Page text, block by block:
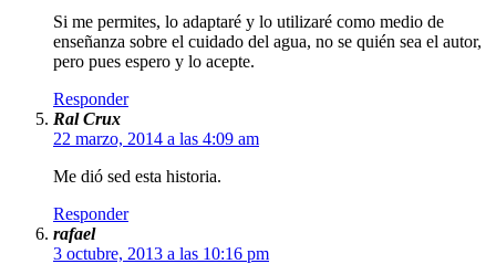
Si me permites, lo adaptaré y lo utilizaré como medio de
enseñanza sobre el cuidado del agua, no se quién sea el autor,
pero pues espero y lo acepte.
Responder
Ral Crux
22 marzo, 2014 a las 4:09 am
Me dió sed esta historia.
Responder
rafael
3 octubre, 2013 a las 10:16 pm